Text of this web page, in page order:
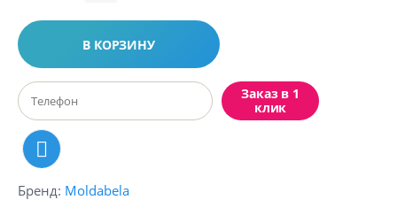
В КОРЗИНУ
Заказ в 1
клик
Бренд Moldabela